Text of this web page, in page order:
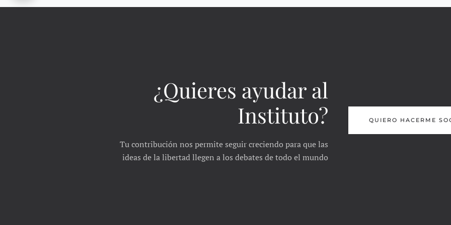
¿Quieres ayudar al
Instituto?
Tu contribución nos permite seguir creciendo para que las
ideas de la libertad llegen a los debates de todo el mundo
QUIERO HACERME